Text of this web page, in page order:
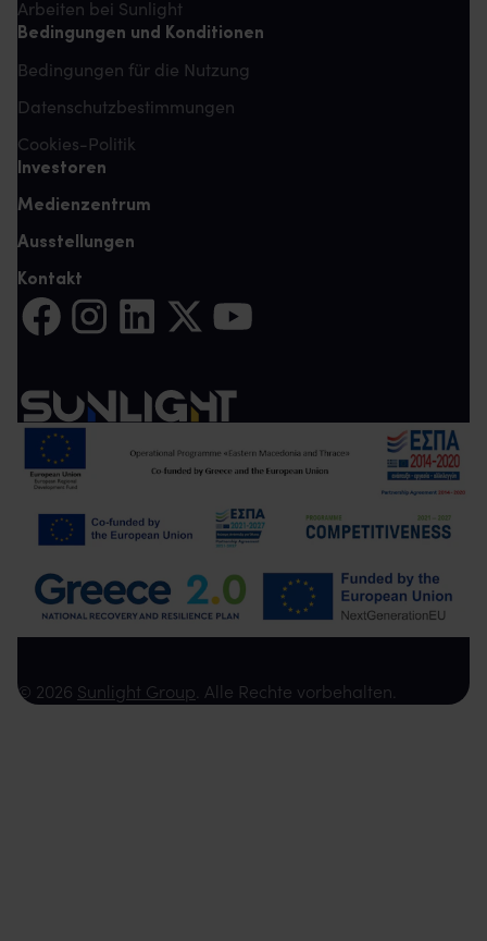
Arbeiten bei Sunlight
Bedingungen und Konditionen
Bedingungen für die Nutzung
Datenschutzbestimmungen
Cookies-Politik
Investoren
Medienzentrum
Ausstellungen
Kontakt
Auf Facebook teilen (Es öffnet sich eine neue Registerkarte)
Auf Instagram teilen (Es öffnet sich eine neue
Auf LinkedIn teilen (Es öffnet sich eine neue
Auf Twitter teilen (Es öffnet sich eine
Auf YouTube teilen (Es öffnet sich
© 2026 Sunlight Group. Alle Rechte vorbehalten.